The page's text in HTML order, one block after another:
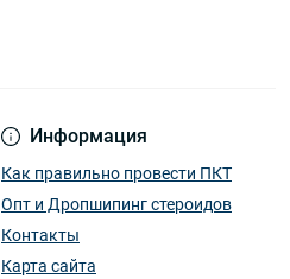
Информация
Как правильно провести ПКТ
Опт и Дропшипинг стероидов
Контакты
Карта сайта